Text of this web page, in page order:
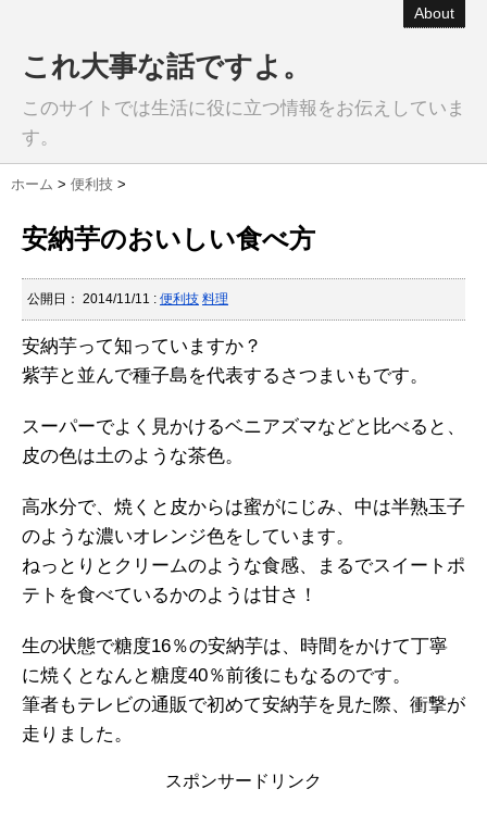
About
これ大事な話ですよ。
このサイトでは生活に役に立つ情報をお伝えしていま
す。
ホーム > 便利技 >
安納芋のおいしい食べ方
公開日： 2014/11/11 : 便利技 料理
安納芋って知っていますか？
紫芋と並んで種子島を代表するさつまいもです。
スーパーでよく見かけるベニアズマなどと比べると、
皮の色は土のような茶色。
高水分で、焼くと皮からは蜜がにじみ、中は半熟玉子
のような濃いオレンジ色をしています。
ねっとりとクリームのような食感、まるでスイートポ
テトを食べているかのようは甘さ！
生の状態で糖度16％の安納芋は、時間をかけて丁寧
に焼くとなんと糖度40％前後にもなるのです。
筆者もテレビの通販で初めて安納芋を見た際、衝撃が
走りました。
スポンサードリンク